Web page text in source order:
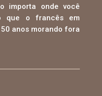
importa onde você
que o francês em
anos morando fora